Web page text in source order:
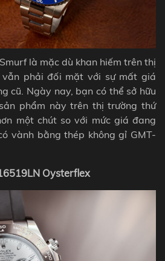
Smurf là mặc dù khan hiếm trên thị
vẫn phải đối mặt với sự mất giá
cũ. Ngày nay, bạn có thể sở hữu
phẩm này trên thị trường thứ
một chút so với mức giá đang
vành bằng thép không gỉ GMT-
Oysterflex